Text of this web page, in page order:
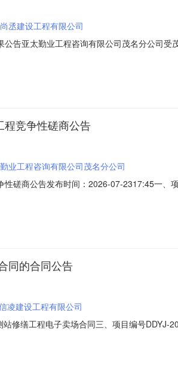
丞建设工程有限公司
告亚太勤业工程咨询有限公司茂名分公司
侧场地整治（清表、围栏、硬底化）工程三
程竞争性磋商公告
业工程咨询有限公司茂名分公司
磋商公告发布时间：2026-07-2317:45一、
程。（2）标的数量：1项。（3）简要技术
同的合同公告
凌建设工程有限公司
修缮工程电子卖场合同三、项目编号DDYJ-
式：15813348221六、合同主要信息主要